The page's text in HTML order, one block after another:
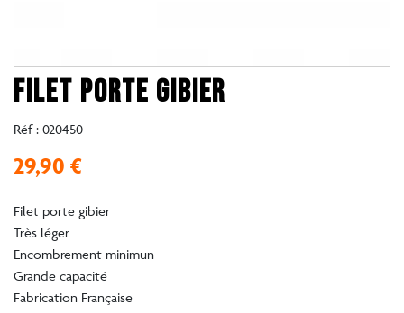
FILET PORTE GIBIER
Réf : 020450
29,90 €
Filet porte gibier
Très léger
Encombrement minimun
Grande capacité
Fabrication Française